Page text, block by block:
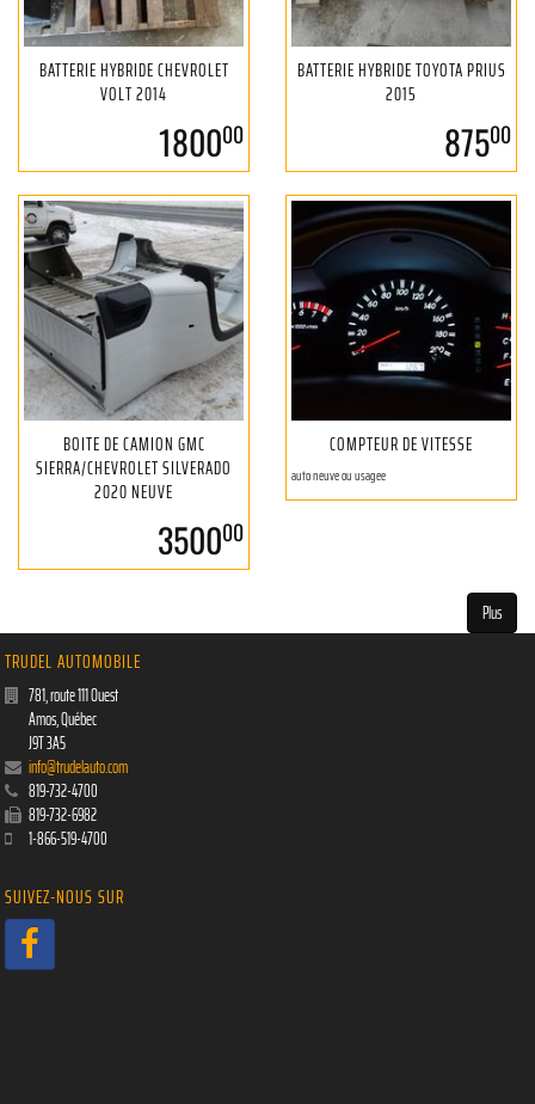
BATTERIE HYBRIDE CHEVROLET
VOLT 2014
180000
BATTERIE HYBRIDE TOYOTA PRIUS
2015
87500
BOITE DE CAMION GMC
SIERRA/CHEVROLET SILVERADO
2020 NEUVE
350000
COMPTEUR DE VITESSE
auto neuve ou usagee
Plus
TRUDEL AUTOMOBILE
781, route 111 Ouest
Amos,Québec
J9T 3A5
info@trudelauto.com
819-732-4700
819-732-6982
1-866-519-4700
SUIVEZ-NOUS SUR